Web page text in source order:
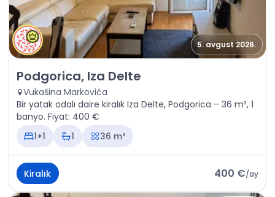
5. avgust 2026.
Kiralık - Daire Podgorica, Iza Delte
Podgorica, Iza Delte
Vukašina Markovića
Bir yatak odalı daire kiralık Iza Delte, Podgorica – 36 m², 1
banyo. Fiyat: 400 €
1+1
1 36 m²
Kiralık 400 €/ay